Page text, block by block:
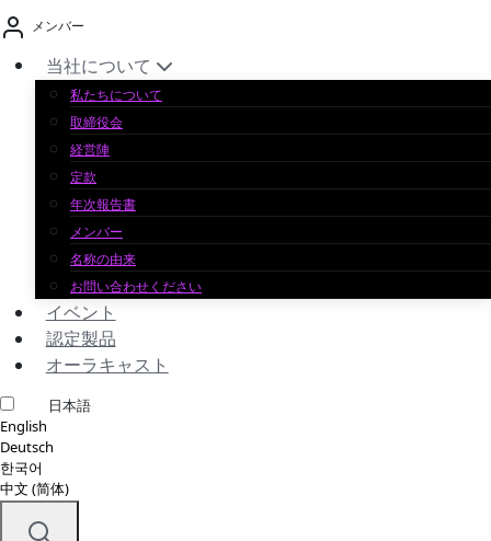
コ
ン
テ
メンバー
当社について
私たちについて
取締役会
経営陣
定款
年次報告書
メンバー
名称の由来
お問い合わせください
イベント
認定製品
オーラキャスト
日本語
English
Deutsch
한국어
中文 (简体)